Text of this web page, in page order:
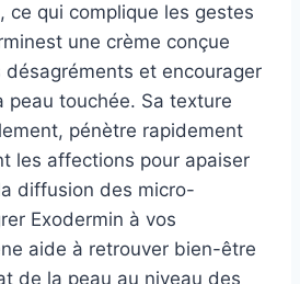
ce qui complique les gestes
une crème conçue
désagréments et encourager
peau touchée. Sa texture
pénètre rapidement
les affections pour apaiser
diffusion des micro-
Exodermin à vos
aide à retrouver bien-être
de la peau au niveau des